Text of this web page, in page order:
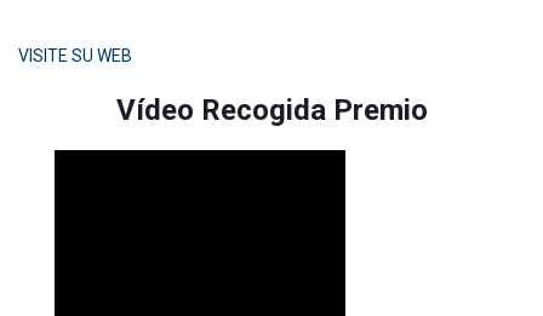
VISITE SU WEB
Vídeo Recogida Premio